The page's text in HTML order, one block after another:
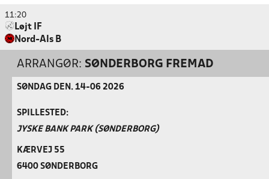
11:20
Løjt IF
Nord-Als B
ARRANGØR: SØNDERBORG FREMAD
SØNDAG DEN. 14-06 2026
SPILLESTED:
JYSKE BANK PARK (SØNDERBORG)
KÆRVEJ 55
6400 SØNDERBORG